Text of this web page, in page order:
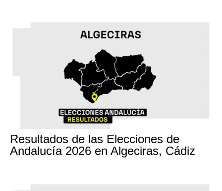
Resultados de las Elecciones de
Andalucía 2026 en Algeciras, Cádiz